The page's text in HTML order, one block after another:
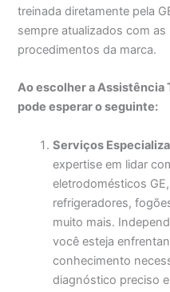
treinada diretamente pela
sempre atualizados com
procedimentos da marca.
Ao escolher a Assistência
pode esperar o seguinte:
Serviços
expertise em lidar
eletrodomésticos
refrigeradores,
muito mais.
você esteja
conhecimento
diagnóstico preciso